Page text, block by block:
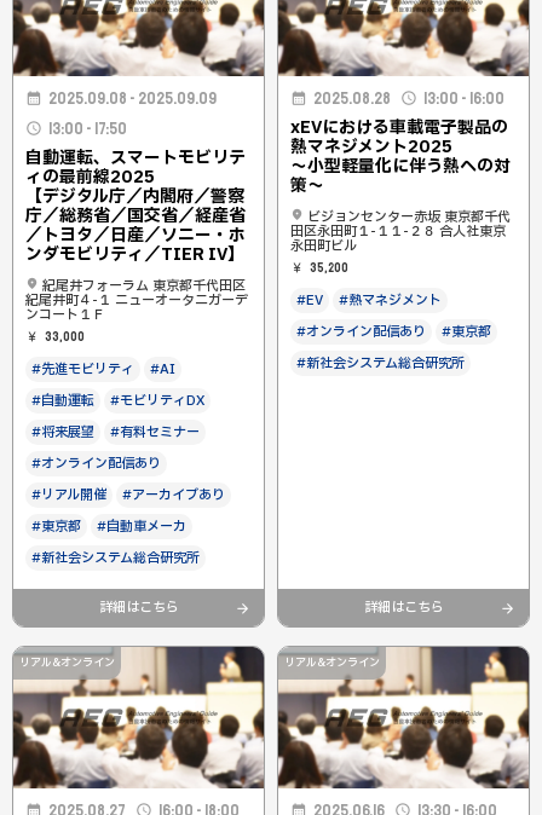
2025.09.08 - 2025.09.09
13:00 - 17:50
自動運転、スマートモビリテ
ィの最前線2025
【デジタル庁／内閣府／警察
庁／総務省／国交省／経産省
／トヨタ／日産／ソニー・ホ
ンダモビリティ／TIER IV】
紀尾井フォーラム 東京都千代田区
紀尾井町４-１ ニューオータニガーデ
ンコート１Ｆ
33,000
#先進モビリティ
#AI
#自動運転
#モビリティDX
#将来展望
#有料セミナー
#オンライン配信あり
#リアル開催
#アーカイブあり
#東京都
#自動車メーカ
#新社会システム総合研究所
詳細はこちら
2025.08.28 13:00 - 16:00
xEVにおける車載電子製品の
熱マネジメント2025
〜小型軽量化に伴う熱への対
策〜
ビジョンセンター赤坂 東京都千代
田区永田町１-１１-２８ 合人社東京
永田町ビル
35,200
#EV
#熱マネジメント
#オンライン配信あり
#東京都
#新社会システム総合研究所
詳細はこちら
リアル&オンライン
2025.08.27 16:00 - 18:00
リアル&オンライン
2025.06.16 13:30 - 16:00